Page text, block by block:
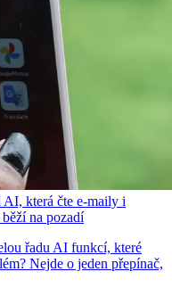
která čte e-maily i
na pozadí
řadu AI funkcí, které
Nejde o jeden přepínač,